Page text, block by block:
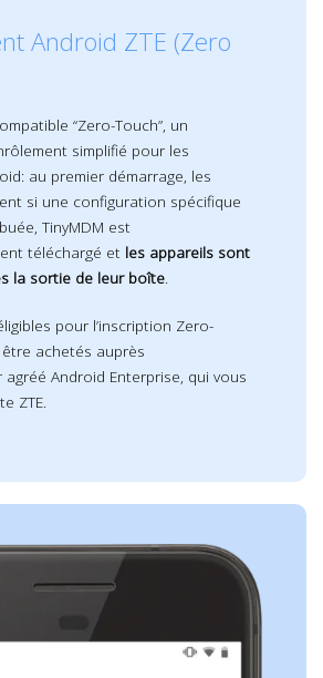
Android ZTE (Zero
“Zero-Touch”, un
simplifié pour les
au premier démarrage, les
si une configuration spécifique
TinyMDM est
téléchargé et les appareils sont
la sortie de leur boîte.
pour l’inscription Zero-
achetés auprès
agréé Android Enterprise, qui vous
ZTE.